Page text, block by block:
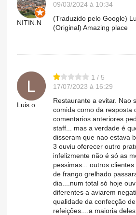
NITIN.N
09/03/2024 à 10:34
(Traduzido pelo Google)
(Original) Amazing place
Luis.o
1 / 5
17/07/2023 à 16:29
Restaurante a evitar. Nao
comida como da resposta
comentarios anteriores
staff... mas a verdade é
disseram que nao estava
3 ouviu oferecer outro
infelizmente não é só as
pessimas... outros
de frango grelhado
dia....num total só hoje
diferentes a aviarem
qualidade da confecção
refeições....a maioria